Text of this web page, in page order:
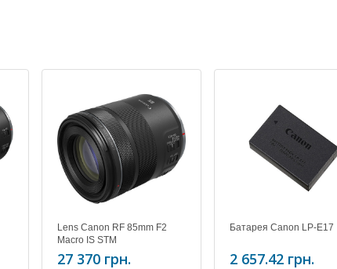
Lens Canon RF 85mm F2
Macro IS STM
27 370 грн.
Батарея Canon LP-E17
2 657.42 грн.